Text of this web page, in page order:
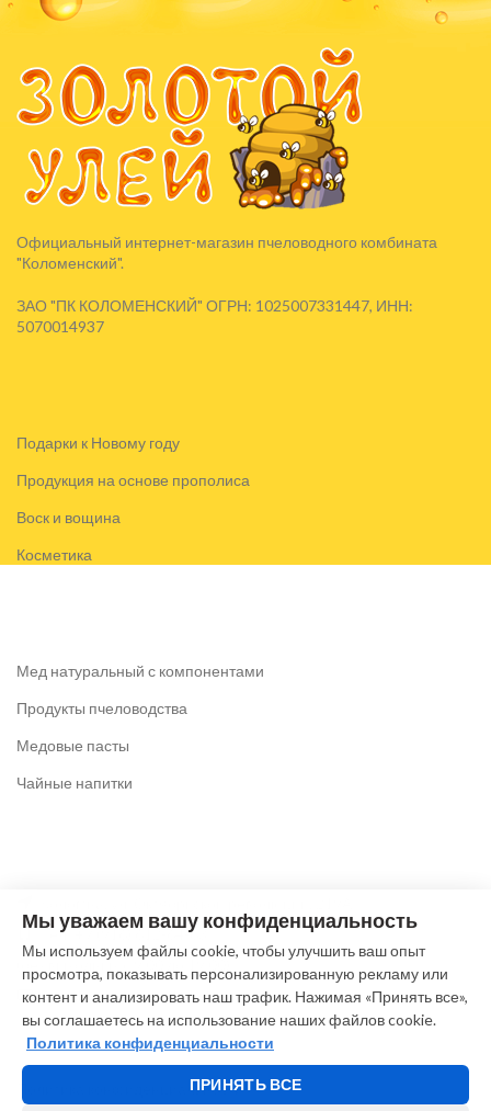
Официальный интернет-магазин пчеловодного комбината
"Коломенский".
ЗАО "ПК КОЛОМЕНСКИЙ" ОГРН: 1025007331447, ИНН:
5070014937
Подарки к Новому году
Продукция на основе прополиса
Воск и вощина
Косметика
Мед натуральный с компонентами
Продукты пчеловодства
Медовые пасты
Чайные напитки
Тел: +7 (916) 612-64-63
(без выходных c 9.00 до 19.00)
E-mail: pchela@meda-kolomna.ru
Политика конфиденциальности
Мы уважаем вашу конфиденциальность
Мы используем файлы cookie, чтобы улучшить ваш опыт
просмотра, показывать персонализированную рекламу или
контент и анализировать наш трафик. Нажимая «Принять все»,
вы соглашаетесь на использование наших файлов cookie.
Политика конфиденциальности
ПРИНЯТЬ ВСЕ